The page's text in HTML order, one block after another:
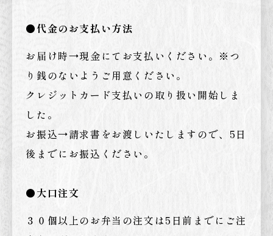
●代金のお支払い方法
お届け時→現金にてお支払いください。※つ
り銭のないようご用意ください。
クレジットカード支払いの取り扱い開始しま
した。
お振込→請求書をお渡しいたしますので、5日
後までにお振込ください。
●大口注文
３０個以上のお弁当の注文は5日前までにご注